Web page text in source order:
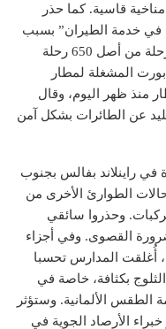
قاسية. كما حذر
في خدمة الطيران” بسبب
سوء الأحوال الجوية، حيث تم إلغاء 250 رحلة من أصل 650 رحلة
المشغلة لمطار
منذ ظهر اليوم، وقال
عن الطائرات بشكل آمن
في راينلاند بفالس بجنوب
الطوارئ الأخرى من
وحذروا سائقي
القصوى. وفي أجزاء
أُغلقت المدارس تحسبا
بكثافة، خاصة في
الطقس الألمانية. وستؤثر
الأرصاد الجوية في